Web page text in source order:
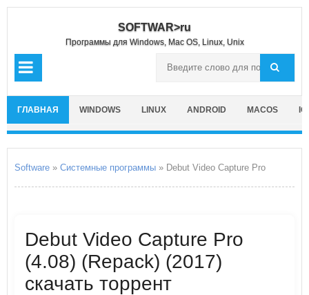
SOFTWAR>ru
Программы для Windows, Mac OS, Linux, Unix
ГЛАВНАЯ WINDOWS LINUX ANDROID MACOS
Software » Системные программы » Debut Video Capture Pro
Debut Video Capture Pro
(4.08) (Repack) (2017)
скачать торрент